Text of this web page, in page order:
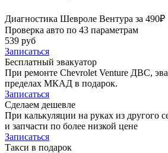
Диагностика Шевроле Вентура за 490₽
Проверка авто по 43 параметрам
539 руб
Записаться
Бесплатный эвакуатор
При ремонте Chevrolet Venture ДВС,
пределах МКАД в подарок.
Записаться
Сделаем дешевле
При калькуляции на руках из другого
и запчасти по более низкой цене
Записаться
Такси в подарок